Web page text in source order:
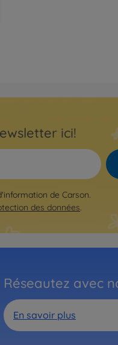
ici!
de Carson.
des données.
Réseautez avec
En savoir plus